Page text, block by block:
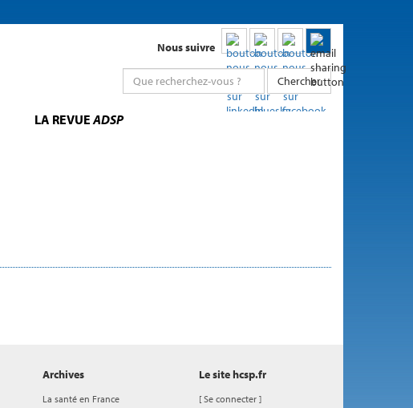
Nous suivre
Chercher
LA REVUEADSP
Archives
La santé en France
Le site hcsp.fr
[Se connecter ]